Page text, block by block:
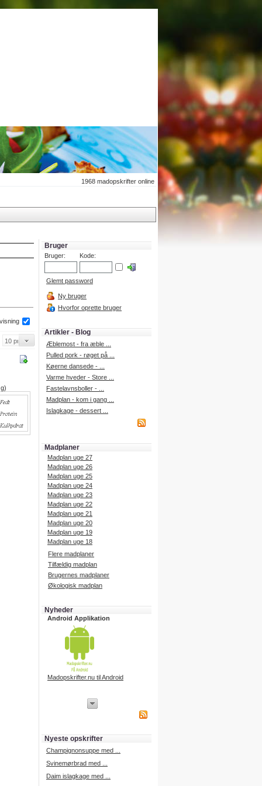
1968 madopskrifter online
Bruger
Bruger: Kode:
Glemt password
Ny bruger
Hvorfor oprette bruger
Artikler - Blog
Æblemost - fra æble ...
Pulled pork - røget på ...
Køerne dansede - ...
Varme hveder - Store ...
Fastelavnsboller - ...
Madplan - kom i gang ...
Islagkage - dessert ...
Madplaner
Madplan uge 27
Madplan uge 26
Madplan uge 25
Madplan uge 24
Madplan uge 23
Madplan uge 22
Madplan uge 21
Madplan uge 20
Madplan uge 19
Madplan uge 18
Flere madplaner
Tilfældig madplan
Brugernes madplaner
Økologisk madplan
Nyheder
Android Applikation
Madopskrifter.nu til Android
iPhone udvikling
Nyeste opskrifter
Champignonsuppe med ...
Svinemørbrad med ...
Daim islagkage med ...